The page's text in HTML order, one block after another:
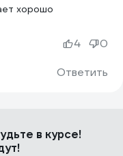
хорошо
Ответить
4 0
в курсе!